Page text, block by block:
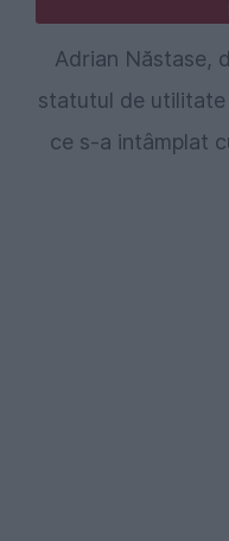
Adrian Năstase,
statutul de
ce s-a intâmplat